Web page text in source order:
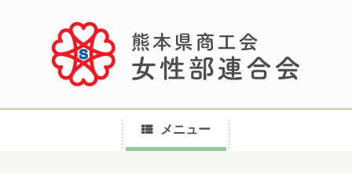
メニュー